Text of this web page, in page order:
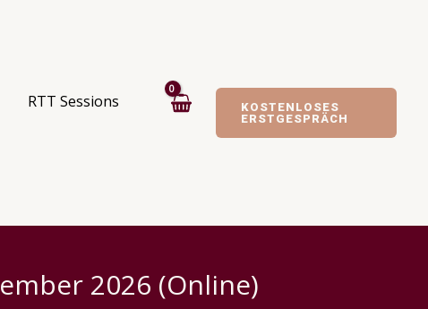
RTT Sessions
KOSTENLOSES
ERSTGESPRÄCH
2026 (Online)